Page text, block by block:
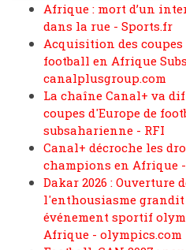
Afrique : mort d’un
dans la rue - Sports.fr
Acquisition des
football en Afrique
canalplusgroup.com
La chaîne Canal+ va
coupes d'Europe de
subsaharienne - RFI
Canal+ décroche les
champions en Afrique
Dakar 2026 :
l'enthousiasme
événement sportif
Afrique - olympics.com